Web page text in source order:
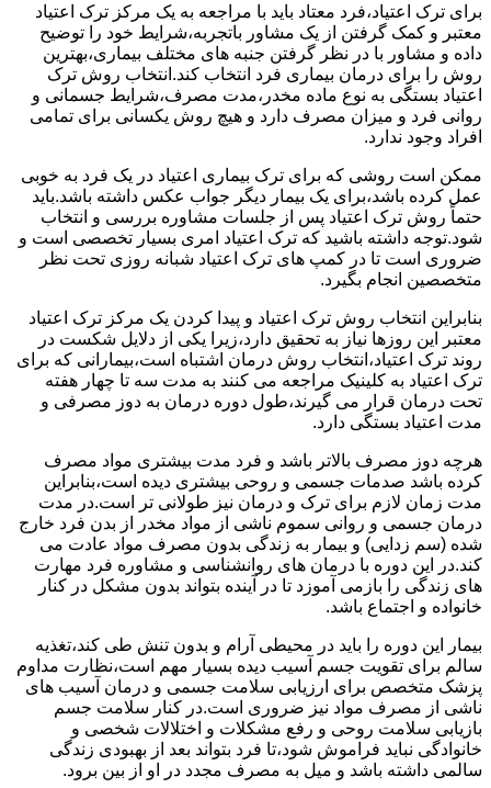
برای ترک اعتیاد،فرد معتاد باید با مراجعه به یک مرکز ترک اعتیاد
معتبر و کمک گرفتن از یک مشاور باتجربه،شرایط خود را توضیح
داده و مشاور با در نظر گرفتن جنبه های مختلف بیماری،بهترین
روش را برای درمان بیماری فرد انتخاب کند.انتخاب روش ترک
اعتیاد بستگی به نوع ماده مخدر،مدت مصرف،شرایط جسمانی و
روانی فرد و میزان مصرف دارد و هیچ روش یکسانی برای تمامی
افراد وجود ندارد.
ممکن است روشی که برای ترک بیماری اعتیاد در یک فرد به خوبی
عمل کرده باشد،برای یک بیمار دیگر جواب عکس داشته باشد.باید
حتماً روش ترک اعتیاد پس از جلسات مشاوره بررسی و انتخاب
شود.توجه داشته باشید که ترک اعتیاد امری بسیار تخصصی است و
ضروری است تا در کمپ های ترک اعتیاد شبانه روزی تحت نظر
متخصصین انجام بگیرد.
بنابراین انتخاب روش ترک اعتیاد و پیدا کردن یک مرکز ترک اعتیاد
معتبر این روزها نیاز به تحقیق دارد،زیرا یکی از دلایل شکست در
روند ترک اعتیاد،انتخاب روش درمان اشتباه است،بیمارانی که برای
ترک اعتیاد به کلینیک مراجعه می کنند به مدت سه تا چهار هفته
تحت درمان قرار می گیرند،طول دوره درمان به دوز مصرفی و
مدت اعتیاد بستگی دارد.
هرچه دوز مصرف بالاتر باشد و فرد مدت بیشتری مواد مصرف
کرده باشد صدمات جسمی و روحی بیشتری دیده است،بنابراین
مدت زمان لازم برای ترک و درمان نیز طولانی تر است.در مدت
درمان جسمی و روانی سموم ناشی از مواد مخدر از بدن فرد خارج
شده (سم زدایی) و بیمار به زندگی بدون مصرف مواد عادت می
کند.در این دوره با درمان های روانشناسی و مشاوره فرد مهارت
های زندگی را بازمی آموزد تا در آینده بتواند بدون مشکل در کنار
خانواده و اجتماع باشد.
بیمار این دوره را باید در محیطی آرام و بدون تنش طی کند،تغذیه
سالم برای تقویت جسم آسیب دیده بسیار مهم است،نظارت مداوم
پزشک متخصص برای ارزیابی سلامت جسمی و درمان آسیب های
ناشی از مصرف مواد نیز ضروری است.در کنار سلامت جسم
بازیابی سلامت روحی و رفع مشکلات و اختلالات شخصی و
خانوادگی نباید فراموش شود،تا فرد بتواند بعد از بهبودی زندگی
سالمی داشته باشد و میل به مصرف مجدد در او از بین برود.